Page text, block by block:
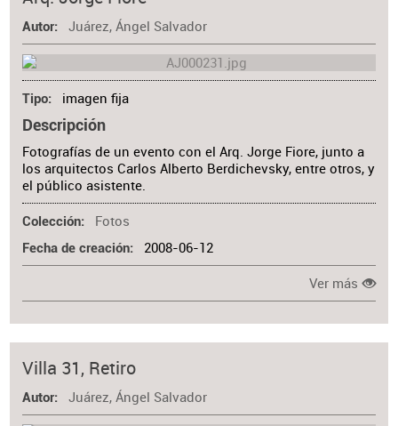
Autor Juárez, Ángel Salvador
Tipo imagen fija
Descripción
Fotografías de un evento con el Arq. Jorge Fiore, junto a
los arquitectos Carlos Alberto Berdichevsky, entre otros, y
el público asistente.
Colección Fotos
Fecha de creación 2008-06-12
Ver más
Villa 31, Retiro
Autor Juárez, Ángel Salvador